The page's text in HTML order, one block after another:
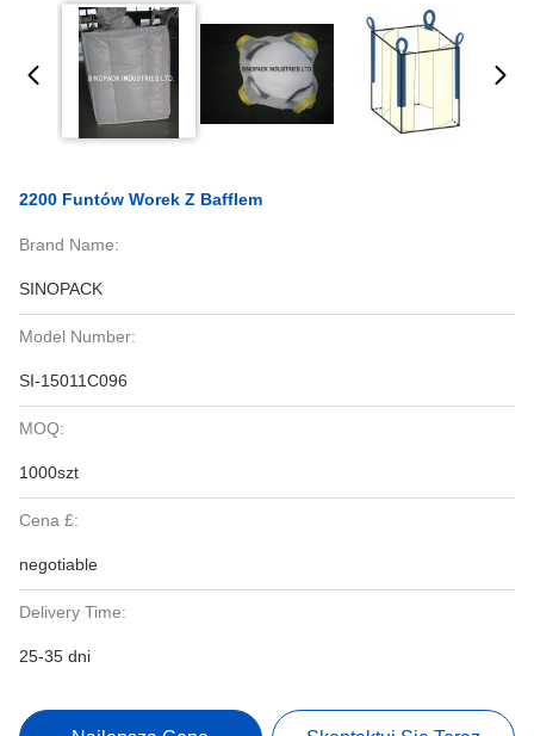
2200 Funtów Worek Z Bafflem
Brand Name:
SINOPACK
Model Number:
SI-15011C096
MOQ:
1000szt
Cena £:
negotiable
Delivery Time:
25-35 dni